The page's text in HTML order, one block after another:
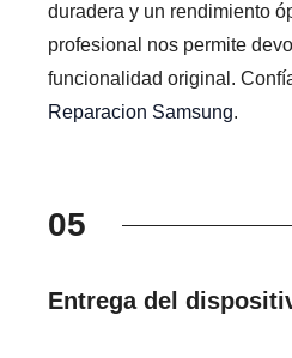
duradera y un rendimiento
profesional nos permite
funcionalidad original.
Reparacion Samsung.
05
Entrega del